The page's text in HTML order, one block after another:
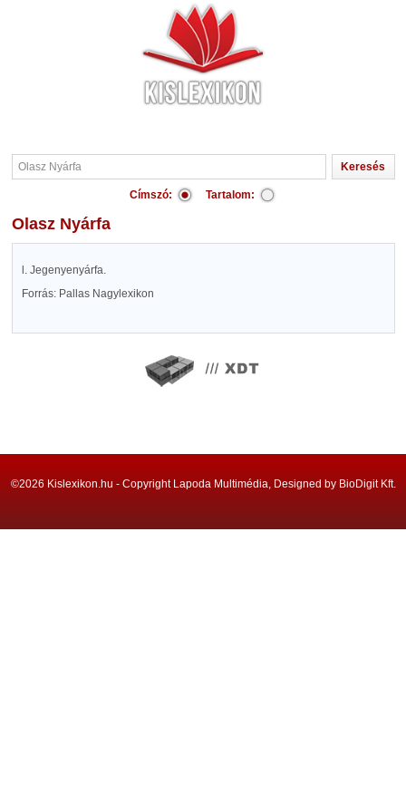
Címszó: Tartalom:
Olasz Nyárfa
l. Jegenyenyárfa.
Forrás: Pallas Nagylexikon
©2026 Kislexikon.hu - Copyright Lapoda Multimédia, Designed by BioDigit Kft.